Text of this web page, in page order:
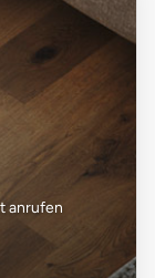
anrufen